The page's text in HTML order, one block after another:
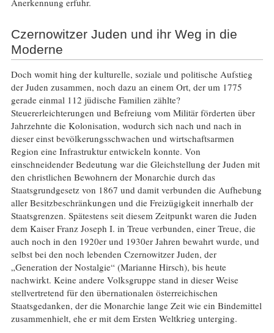
Anerkennung erfuhr.
Czernowitzer Juden und ihr Weg in die
Moderne
Doch womit hing der kulturelle, soziale und politische Aufstieg
der Juden zusammen, noch dazu an einem Ort, der um 1775
gerade einmal 112 jüdische Familien zählte?
Steuererleichterungen und Befreiung vom Militär förderten über
Jahrzehnte die Kolonisation, wodurch sich nach und nach in
dieser einst bevölkerungsschwachen und wirtschaftsarmen
Region eine Infrastruktur entwickeln konnte. Von
einschneidender Bedeutung war die Gleichstellung der Juden mit
den christlichen Bewohnern der Monarchie durch das
Staatsgrundgesetz von 1867 und damit verbunden die Aufhebung
aller Besitzbeschränkungen und die Freizügigkeit innerhalb der
Staatsgrenzen. Spätestens seit diesem Zeitpunkt waren die Juden
dem Kaiser Franz Joseph I. in Treue verbunden, einer Treue, die
auch noch in den 1920er und 1930er Jahren bewahrt wurde, und
selbst bei den noch lebenden Czernowitzer Juden, der
„Generation der Nostalgie“ (Marianne Hirsch), bis heute
nachwirkt. Keine andere Volksgruppe stand in dieser Weise
stellvertretend für den übernationalen österreichischen
Staatsgedanken, der die Monarchie lange Zeit wie ein Bindemittel
zusammenhielt, ehe er mit dem Ersten Weltkrieg unterging.